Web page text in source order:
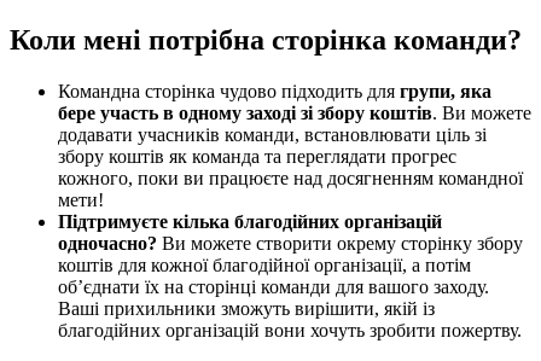
Коли мені потрібна сторінка команди?
Командна сторінка чудово підходить для групи, яка
бере участь в одному заході зі збору коштів. Ви можете
додавати учасників команди, встановлювати ціль зі
збору коштів як команда та переглядати прогрес
кожного, поки ви працюєте над досягненням командної
мети!
Підтримуєте кілька благодійних організацій
одночасно? Ви можете створити окрему сторінку збору
коштів для кожної благодійної організації, а потім
об’єднати їх на сторінці команди для вашого заходу.
Ваші прихильники зможуть вирішити, якій із
благодійних організацій вони хочуть зробити пожертву.